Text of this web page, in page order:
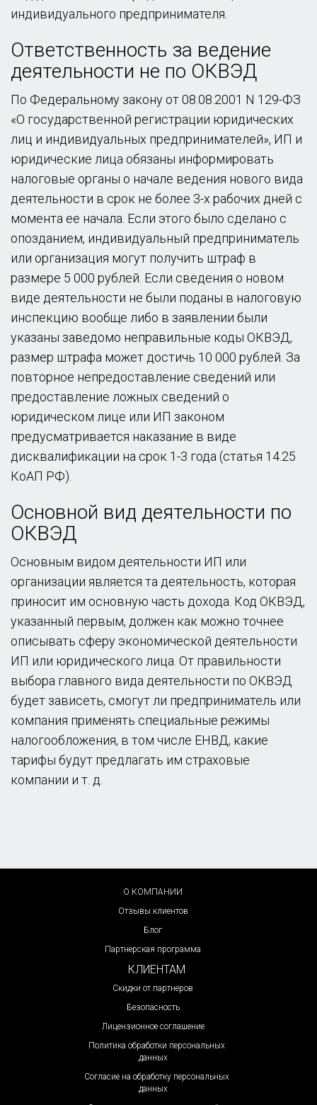
индивидуального предпринимателя.
Ответственность за ведение
деятельности не по ОКВЭД
По Федеральному закону от 08.08.2001 N 129-ФЗ
«О государственной регистрации юридических
лиц и индивидуальных предпринимателей», ИП и
юридические лица обязаны информировать
налоговые органы о начале ведения нового вида
деятельности в срок не более 3-х рабочих дней с
момента ее начала. Если этого было сделано с
опозданием, индивидуальный предприниматель
или организация могут получить штраф в
размере 5 000 рублей. Если сведения о новом
виде деятельности не были поданы в налоговую
инспекцию вообще либо в заявлении были
указаны заведомо неправильные коды ОКВЭД,
размер штрафа может достичь 10 000 рублей. За
повторное непредоставление сведений или
предоставление ложных сведений о
юридическом лице или ИП законом
предусматривается наказание в виде
дисквалификации на срок 1-3 года (статья 14.25
КоАП РФ).
Основной вид деятельности по
ОКВЭД
Основным видом деятельности ИП или
организации является та деятельность, которая
приносит им основную часть дохода. Код ОКВЭД,
указанный первым, должен как можно точнее
описывать сферу экономической деятельности
ИП или юридического лица. От правильности
выбора главного вида деятельности по ОКВЭД
будет зависеть, смогут ли предприниматель или
компания применять специальные режимы
налогообложения, в том числе ЕНВД, какие
тарифы будут предлагать им страховые
компании и т. д.
О КОМПАНИИ
Отзывы клиентов
Блог
Партнерская программа
КЛИЕНТАМ
Скидки от партнеров
Безопасность
Лицензионное соглашение
Политика обработки персональных
данных
Согласие на обработку персональных
данных